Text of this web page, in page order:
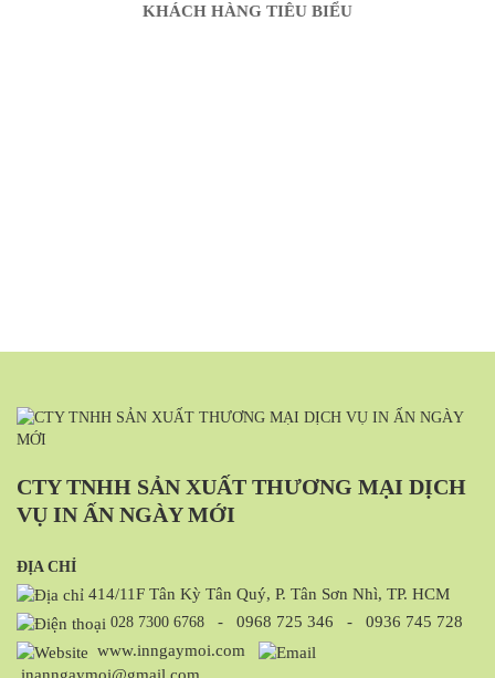
KHÁCH HÀNG TIÊU BIỂU
CTY TNHH SẢN XUẤT THƯƠNG MẠI DỊCH
VỤ IN ẤN NGÀY MỚI
ĐỊA CHỈ
414/11F Tân Kỳ Tân Quý, P. Tân Sơn Nhì, TP. HCM
028 7300 6768 - 0968 725 346 - 0936 745 728
www.inngaymoi.com
inanngaymoi@gmail.com